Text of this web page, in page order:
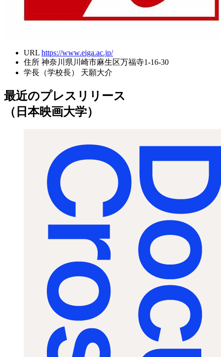
URL https://www.eiga.ac.jp/
住所 神奈川県川崎市麻生区万福寺1-16-30
学長（学校長）
天願大介
最近のプレスリリース
（日本映画大学）